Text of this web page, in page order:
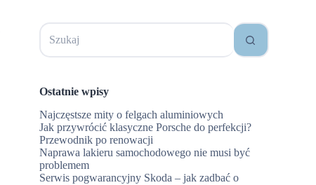
Brak
wyników
Ostatnie wpisy
Najczęstsze mity o felgach aluminiowych
Jak przywrócić klasyczne Porsche do perfekcji?
Przewodnik po renowacji
Naprawa lakieru samochodowego nie musi być
problemem
Serwis pogwarancyjny Skoda – jak zadbać o